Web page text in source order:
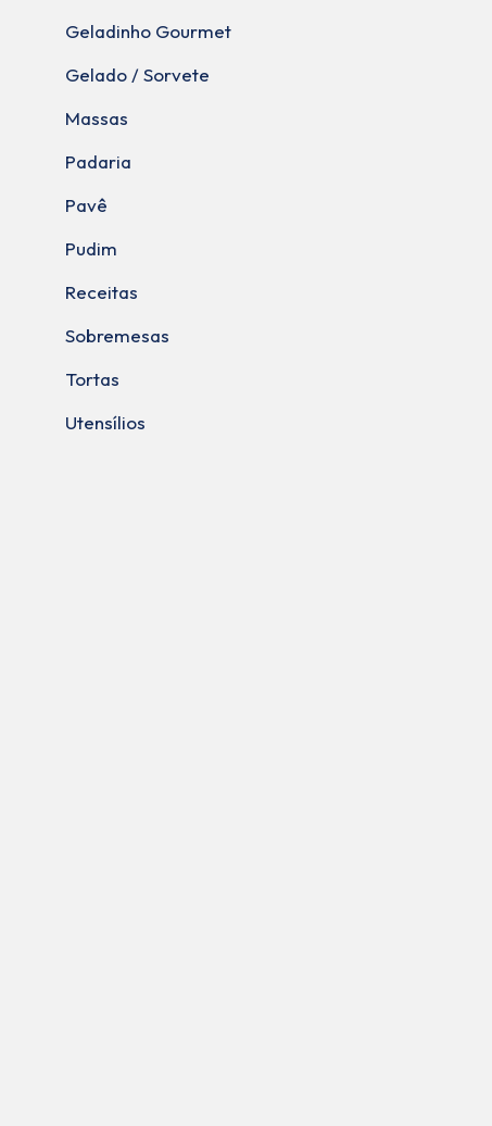
Geladinho Gourmet
Gelado / Sorvete
Massas
Padaria
Pavê
Pudim
Receitas
Sobremesas
Tortas
Utensílios